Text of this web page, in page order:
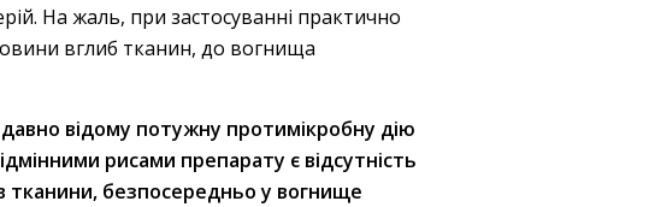
На жаль, при застосуванні практично
вглиб тканин, до вогнища
відому потужну протимікробну дію
рисами препарату є відсутність
тканини, безпосередньо у вогнище